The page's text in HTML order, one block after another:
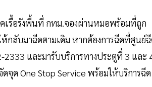
เรื้อรังพื้นที่ กทม.จองผ่านหมอพร้อมที่ถูก
กลับมาฉีดตามเดิม หากต้องการฉีดที่ศูนย์
และมารับบริการทางประตูที่ 3 และ
ด One Stop Service พร้อมให้บริการฉีด